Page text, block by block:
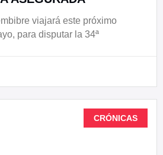
viajará este próximo
para disputar la 34ª
CRÓNICAS